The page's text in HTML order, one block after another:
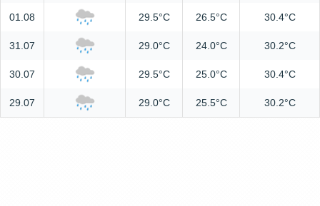
01.08 29.5°C 26.5°C 30.4°C
31.07 29.0°C 24.0°C 30.2°C
30.07 29.5°C 25.0°C 30.4°C
29.07 29.0°C 25.5°C 30.2°C